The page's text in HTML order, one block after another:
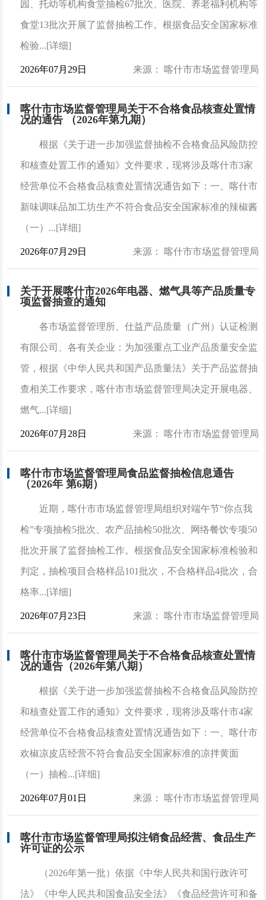
园、托幼等机构食堂抽检67批次、医院、养老福利机构等
食堂13批次开展了监督抽检工作。根据食品安全国家标准
检验...[详细]
2026年07月29日 来源： 喀什市市场监督管理局
喀什市市场监督管理局关于不合格食品核查处置情
况的通告 （2026年第九期）
根据《关于进一步加强监督抽检不合格食品风险防控
和核查处置工作的通知》文件要求，现将涉及喀什市3家
经营单位不合格食品核查处置情况通告如下：一、喀什市
新味调味品加工坊生产不符合食品安全国家标准的辣椒酱
（一）...[详细]
2026年07月29日 来源： 喀什市市场监督管理局
关于开展喀什市2026年电器、燃气具等产品质量专
项监督抽查的通知
各市场监督管理所、仕益产品质量（广州）认证检测
有限公司、各有关企业：为加强重点工业产品质量安全监
管，根据《中华人民共和国产品质量法》关于产品监督抽
查相关工作要求，喀什市市场监督管理局决定开展电器、
燃气...[详细]
2026年07月28日 来源： 喀什市市场监督管理局
喀什市市场监督管理局食品监督抽检信息通告
（2026年 第6期）
近期，喀什市市场监督管理局组织对端午节“你点我
检”专项抽检5批次、农产品抽检50批次、网络餐饮专项50
批次开展了监督抽检工作。根据食品安全国家标准检验和
判定，抽检项目合格样品101批次，不合格样品4批次，合
格率...[详细]
2026年07月23日 来源： 喀什市市场监督管理局
喀什市市场监督管理局关于不合格食品核查处置情
况的通告（2026年第八期）
根据《关于进一步加强监督抽检不合格食品风险防控
和核查处置工作的通知》文件要求，现将涉及喀什市4家
经营单位不合格食品核查处置情况通告如下：一、喀什市
欢椒凉皮店经营不符合食品安全国家标准的凉拌黄面
（一）抽检...[详细]
2026年07月01日 来源： 喀什市市场监督管理局
喀什市市场监督管理局拟注销食品经营、食品生产
许可证的公示
（2026年第一批）依据《中华人民共和国行政许可
法》《中华人民共和国食品安全法》《食品经营许可和备